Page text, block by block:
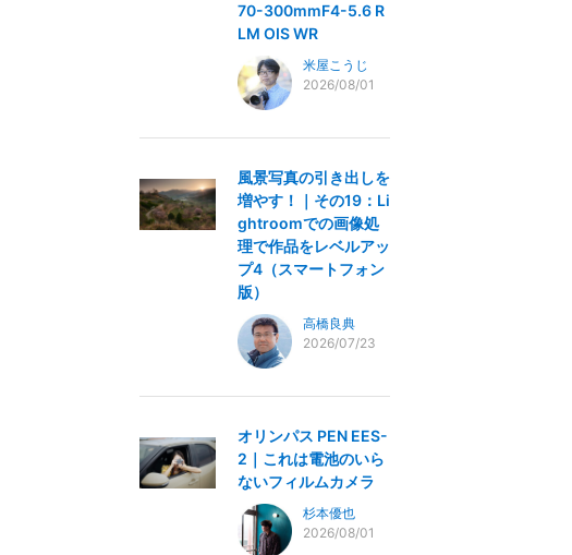
70-300mmF4-5.6 R
LM OIS WR
米屋こうじ
2026/08/01
風景写真の引き出しを
増やす！｜その19：Li
ghtroomでの画像処
理で作品をレベルアッ
プ4（スマートフォン
版）
高橋良典
2026/07/23
オリンパス PEN EES-
2｜これは電池のいら
ないフィルムカメラ
杉本優也
2026/08/01